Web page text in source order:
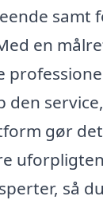
samt
en
den
gør
så